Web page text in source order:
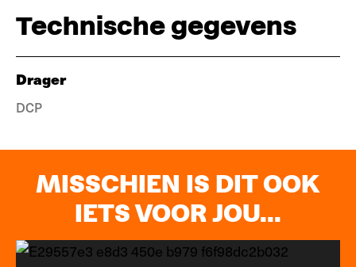
Technische gegevens
Drager
DCP
MISSCHIEN IS DIT OOK
IETS VOOR JOU...